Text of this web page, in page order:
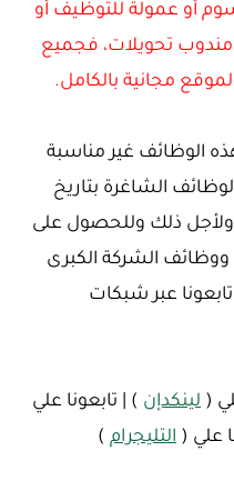
أو عمولة للتوظيف أو
تحويلات، فجميع
مجانية بالكامل.
الوظائف غير مناسبة
الشاغرة بتاريخ
ذلك وللحصول على
ووظائف الشركة الكبرى
عبر شبكات
( لينكدإن ) | تابعونا علي
علي ( التليجرام )